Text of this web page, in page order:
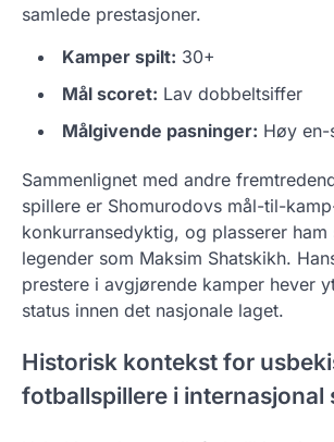
samlede prestasjoner.
Kamper spilt: 30+
Mål scoret: Lav dobbeltsiffer
Målgivende pasninger: Høy
Sammenlignet med andre
spillere er Shomurodovs mål-til-
konkurransedyktig, og plasserer ham
legender som Maksim Shatskikh.
prestere i avgjørende kamper hever
status innen det nasjonale laget.
Historisk kontekst for
fotballspillere i internasjonal